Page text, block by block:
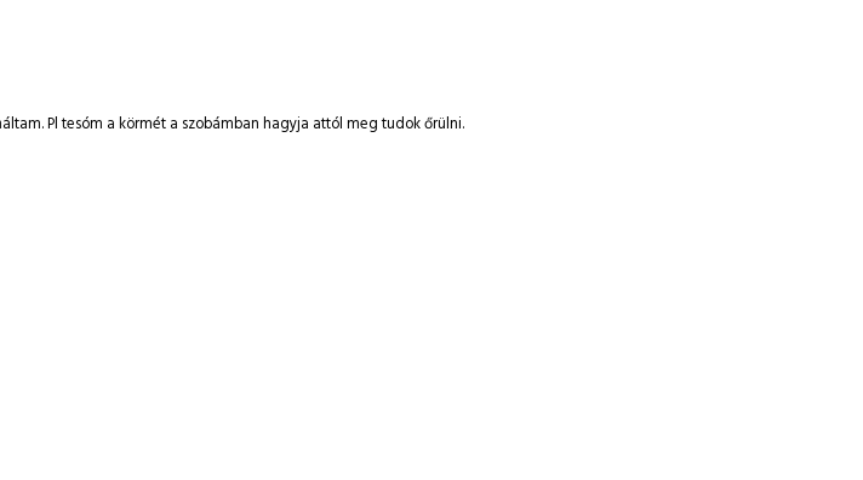
Pl tesóm a körmét a szobámban hagyja attól meg tudok őrülni.